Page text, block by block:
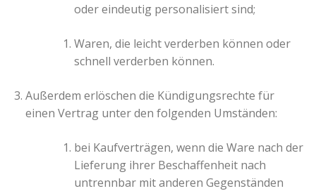
oder eindeutig personalisiert sind;
Waren, die leicht verderben können oder
schnell verderben können.
Außerdem erlöschen die Kündigungsrechte für
einen Vertrag unter den folgenden Umständen:
bei Kaufverträgen, wenn die Ware nach der
Lieferung ihrer Beschaffenheit nach
untrennbar mit anderen Gegenständen